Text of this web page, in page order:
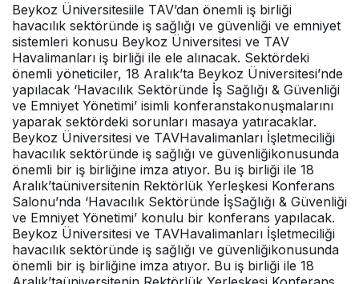
Beykoz Üniversitesiile TAV’dan önemli iş birliği
havacılık sektöründe iş sağlığı ve güvenliği ve emniyet
sistemleri konusu Beykoz Üniversitesi ve TAV
Havalimanları iş birliği ile ele alınacak. Sektördeki
önemli yöneticiler, 18 Aralık’ta Beykoz Üniversitesi’nde
yapılacak ‘Havacılık Sektöründe İş Sağlığı & Güvenliği
ve Emniyet Yönetimi’ isimli konferanstakonuşmalarını
yaparak sektördeki sorunları masaya yatıracaklar.
Beykoz Üniversitesi ve TAVHavalimanları İşletmeciliği
havacılık sektöründe iş sağlığı ve güvenliğikonusunda
önemli bir iş birliğine imza atıyor. Bu iş birliği ile 18
Aralık’taüniversitenin Rektörlük Yerleşkesi Konferans
Salonu’nda ‘Havacılık Sektöründe İşSağlığı & Güvenliği
ve Emniyet Yönetimi’ konulu bir konferans yapılacak.
Beykoz Üniversitesi ve TAVHavalimanları İşletmeciliği
havacılık sektöründe iş sağlığı ve güvenliğikonusunda
önemli bir iş birliğine imza atıyor. Bu iş birliği ile 18